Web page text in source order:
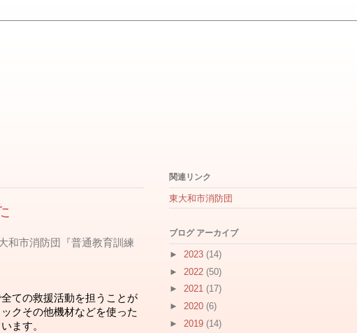
和市消防団『普通教育訓練
ての救援活動を担うことが
クその他機材などを使った
ます。
関連リンク
東大和市消防団
ブログ アーカイブ
► 2023 (14)
► 2022 (50)
► 2021 (17)
► 2020 (6)
► 2019 (14)